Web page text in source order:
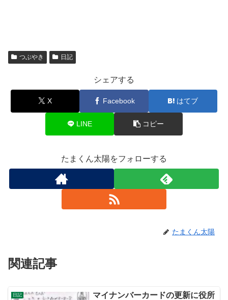
つぶやき 日記
シェアする
X Facebook はてブ
LINE コピー
たまくん太陽をフォローする
たまくん太陽
関連記事
日記 マイナンバーカードの更新に役所